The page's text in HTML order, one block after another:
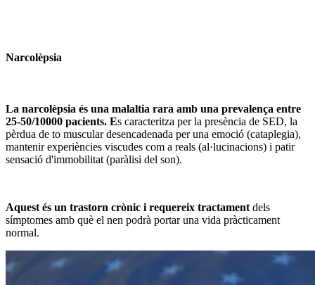
Narcolèpsia
La narcolèpsia és una malaltia rara amb una prevalença entre
25-50/10000 pacients. Es caracteritza per la presència de SED, la
pèrdua de to muscular desencadenada per una emoció (cataplegia),
mantenir experiències viscudes com a reals (al·lucinacions) i patir
sensació d'immobilitat (paràlisi del son).
Aquest és un trastorn crònic i requereix tractament dels
símptomes amb què el nen podrà portar una vida pràcticament
normal.